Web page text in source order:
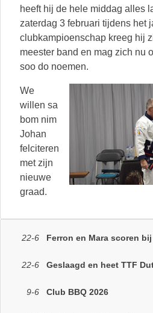
heeft hij de hele middag alles
zaterdag 3 februari tijdens het
clubkampioenschap kreeg hij
meester band en mag zich nu
soo do noemen.
We
willen sa
bom nim
Johan
felciteren
met zijn
nieuwe
graad.
22-6 Ferron en Mara scoren
22-6 Geslaagd en heet TTF
9-6 Club BBQ 2026